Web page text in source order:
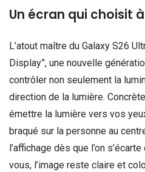
Un écran qui choisit
L’atout maître du Galaxy S26
Display”, une nouvelle
contrôler non seulement la
direction de la lumière.
émettre la lumière vers vos
braqué sur la personne au
l’affichage dès que l’on
vous, l’image reste claire et